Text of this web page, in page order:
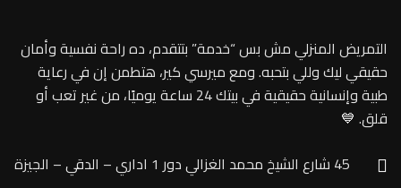
التمريض المنزلي مش بس “خدمة” بتتقدم، ده راحة نفسية وأمان
حقيقي ليك وللي بتحبه. ومع ميرسي كير، هتطمن إن في رعاية
طبية وإنسانية حقيقية في بيتك 24 ساعة يوميًا، من غير تعب أو
قلق. 💙
45 شارع الشيخ محمد الغزالي دور 1 اداري – الدقي – الجيزة